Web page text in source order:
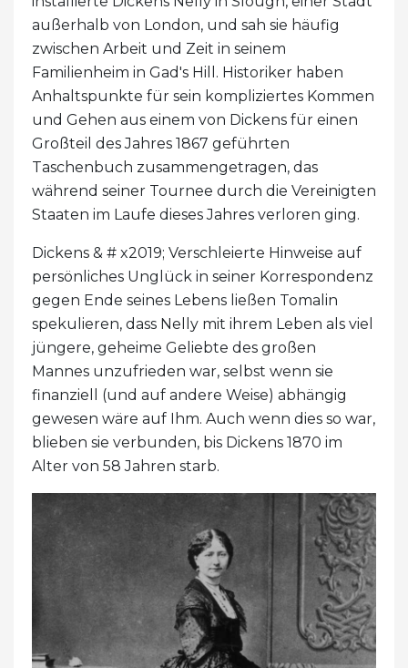
außerhalb von London, und sah sie häufig
zwischen Arbeit und Zeit in seinem
Familienheim in Gad's Hill. Historiker haben
Anhaltspunkte für sein kompliziertes Kommen
und Gehen aus einem von Dickens für einen
Großteil des Jahres 1867 geführten
Taschenbuch zusammengetragen, das
während seiner Tournee durch die Vereinigten
Staaten im Laufe dieses Jahres verloren ging.
Dickens & # x2019; Verschleierte Hinweise auf
persönliches Unglück in seiner Korrespondenz
gegen Ende seines Lebens ließen Tomalin
spekulieren, dass Nelly mit ihrem Leben als viel
jüngere, geheime Geliebte des großen
Mannes unzufrieden war, selbst wenn sie
finanziell (und auf andere Weise) abhängig
gewesen wäre auf Ihm. Auch wenn dies so war,
blieben sie verbunden, bis Dickens 1870 im
Alter von 58 Jahren starb.